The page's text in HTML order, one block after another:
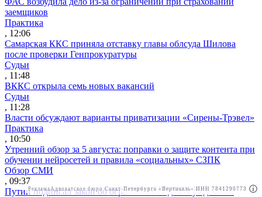
РекламаАО"ПРАВО.РУ" ИНН: 7708095468
заемщиков
Практика
, 12:06
Самарская ККС приняла отставку главы облсуда Шилова
после проверки Генпрокуратуры
Судьи
, 11:48
ВККС открыла семь новых вакансий
Судьи
, 11:28
Власти обсуждают варианты приватизации «Сирены-Трэвел»
Практика
, 10:50
Утренний обзор за 5 августа: поправки о защите контента при
обучении нейросетей и правила «социальных» СЗПК
Обзор СМИ
, 09:37
Путин подписал закон об ограничениях для осужденных
Реклама Адвокатское бюро Санкт-Петербурга «Вертикаль» ИНН 7841290773